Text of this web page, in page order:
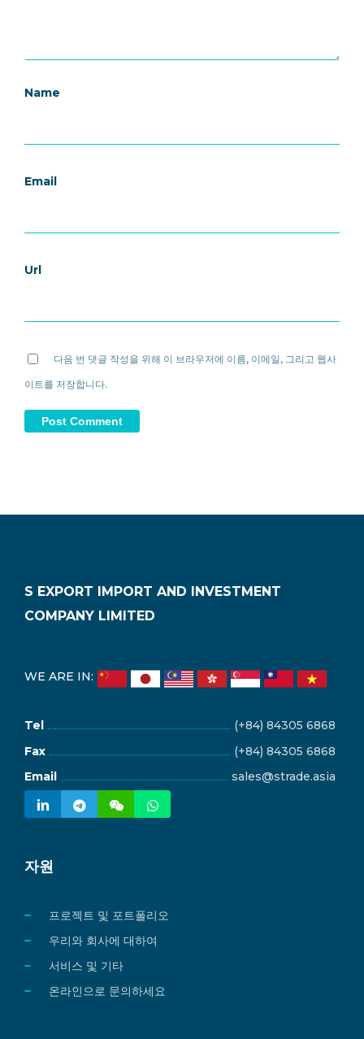
Name
Email
Url
다음 번 댓글 작성을 위해 이 브라우저에 이름, 이메일, 그리고 웹사
이트를 저장합니다.
S EXPORT IMPORT AND INVESTMENT
COMPANY LIMITED
WE ARE IN:
Tel
(+84) 84305 6868
Fax
(+84) 84305 6868
Email
sales@strade.asia
자원
프로젝트 및 포트폴리오
우리와 회사에 대하여
서비스 및 기타
온라인으로 문의하세요